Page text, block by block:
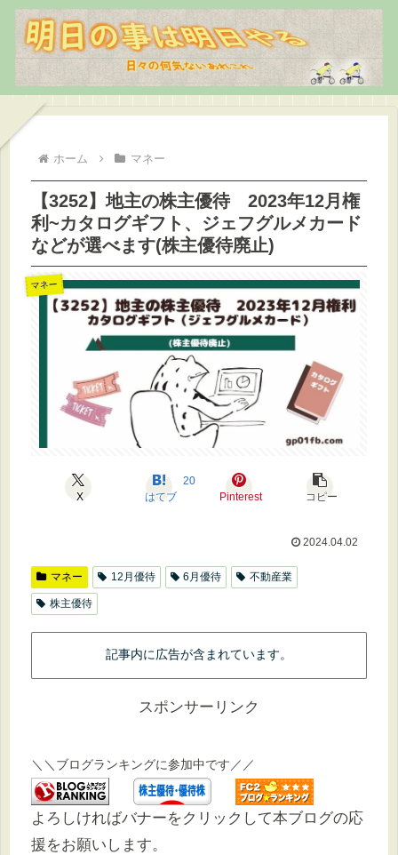
ホーム マネー
【3252】地主の株主優待 2023年12月権
利~カタログギフト、ジェフグルメカード
などが選べます(株主優待廃止)
マネー
X はてブ
20
Pinterest
コピー
2024.04.02
マネー 12月優待 6月優待 不動産業
株主優待
記事内に広告が含まれています。
スポンサーリンク
＼＼ブログランキングに参加中です／／
よろしければバナーをクリックして本ブログの応
援をお願いします。